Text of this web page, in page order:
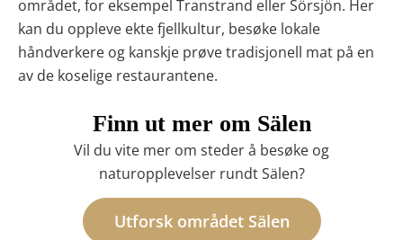
området, for eksempel Transtrand eller Sörsjön. Her
kan du oppleve ekte fjellkultur, besøke lokale
håndverkere og kanskje prøve tradisjonell mat på en
av de koselige restaurantene.
Finn ut mer om Sälen
Vil du vite mer om steder å besøke og
naturopplevelser rundt Sälen?
Utforsk området Sälen